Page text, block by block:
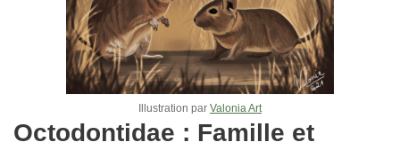
Illustration par Valonia Art
Octodontidae : Famille et